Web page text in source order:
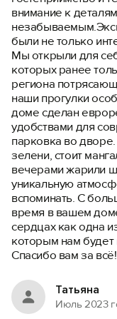
внимание к
были не только
Мы открыли для
которых ранее
региона
наши прогулки
доме сделан
удобствами для
парковка во
зелени, стоит
вечерами жарили
уникальную
вспоминать. С
время в вашем
сердцах как одна
которым нам будет
Спасибо вам за
Татьяна
Июль 2023